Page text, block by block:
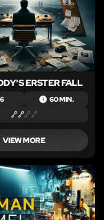
ERSTER FALL
60 MIN.
VIEW MORE
LIKE